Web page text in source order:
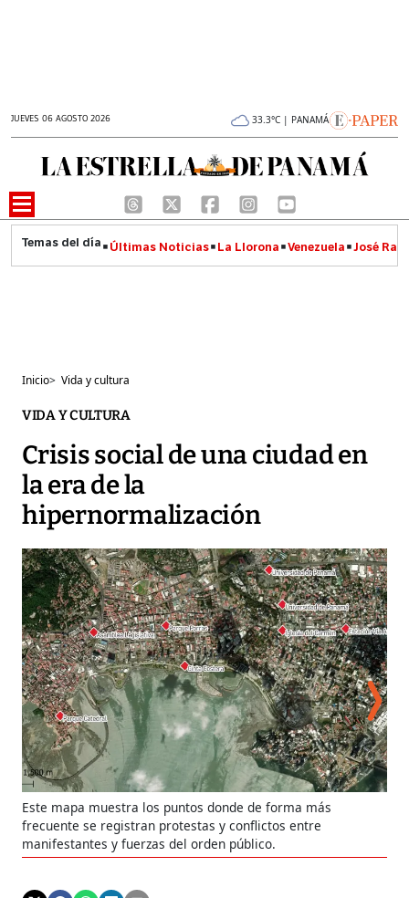
JUEVES 06 AGOSTO 2026 33.3°C | PANAMÁ
Últimas Noticias La Llorona Venezuela José
Inicio> Vida y cultura
VIDA Y CULTURA
Crisis social de una ciudad en
la era de la
hipernormalización
Este mapa muestra los puntos donde de forma más
frecuente se registran protestas y conflictos entre
manifestantes y fuerzas del orden público.